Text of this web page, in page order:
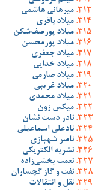
میرهانی هاشمی
میلاد باقری
میلاد پورصف‌شکن
میلاد پورمحسن
میلاد جعفری
میلاد خدایی
میلاد صارمی
میلاد غریبی
میلاد محمدی
میکس زون
نادر دست نشان
نادعلی اسماعیلی
ناصر شهبازی
نشریه الکتریکی
نعمت بخشی‌زاده
نفت و گاز گچساران
نقل و انتقالات